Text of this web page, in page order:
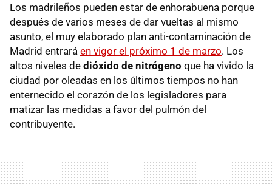
Los madrileños pueden estar de enhorabuena porque
después de varios meses de dar vueltas al mismo
asunto, el muy elaborado plan anti-contaminación de
Madrid entrará en vigor el próximo 1 de marzo. Los
altos niveles de dióxido de nitrógeno que ha vivido la
ciudad por oleadas en los últimos tiempos no han
enternecido el corazón de los legisladores para
matizar las medidas a favor del pulmón del
contribuyente.